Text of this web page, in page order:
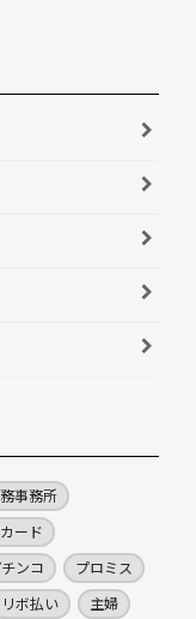
事務所
ード
ンコ
プロミス
リボ払い
主婦